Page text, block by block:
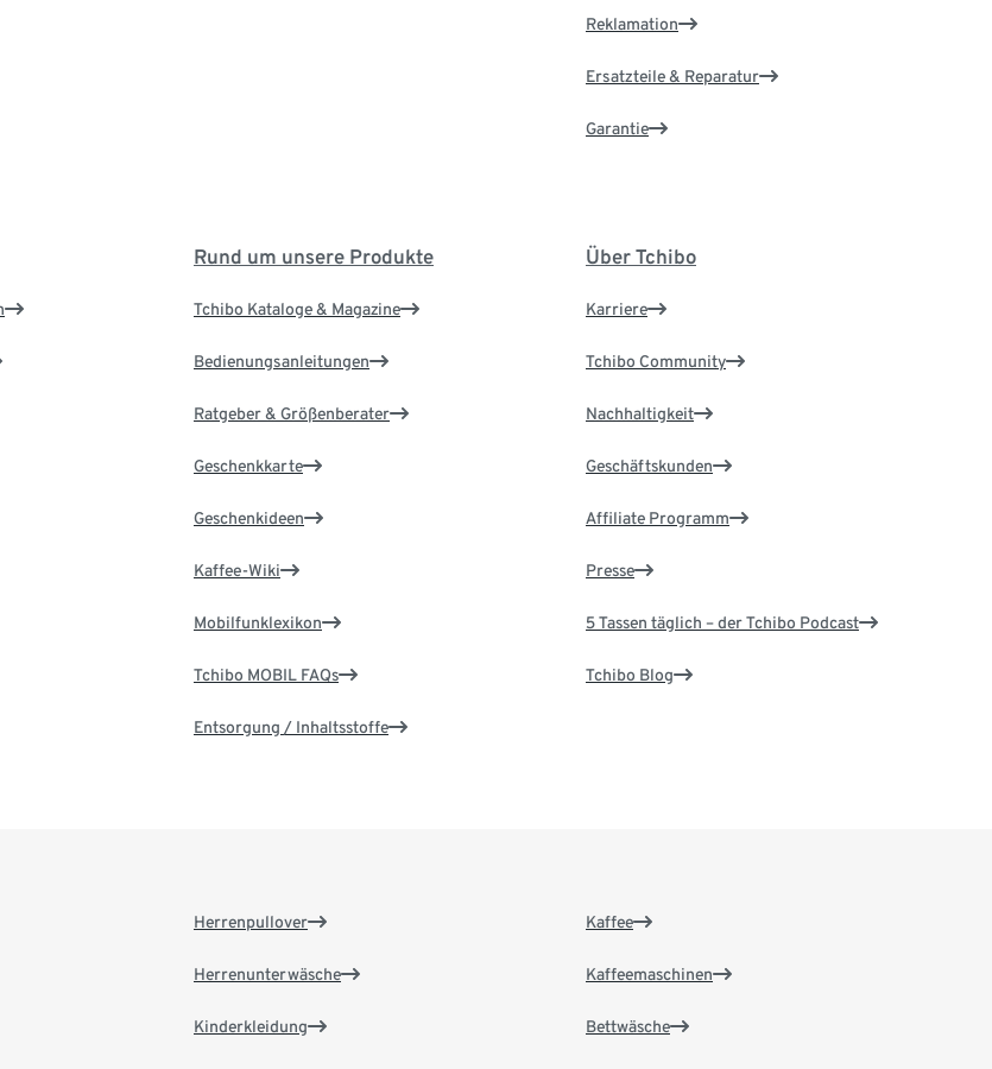
Reklamation
Ersatzteile & Reparatur
Garantie
Rund um unsere Produkte
Tchibo Kataloge & Magazine
Bedienungsanleitungen
Ratgeber & Größenberater
Geschenkkarte
Geschenkideen
Kaffee-Wiki
Mobilfunklexikon
Tchibo MOBIL FAQs
Entsorgung / Inhaltsstoffe
Über Tchibo
Karriere
Tchibo Community
Nachhaltigkeit
Geschäftskunden
Affiliate Programm
Presse
5 Tassen täglich – der Tchibo Podcast
Tchibo Blog
Herrenpullover
Herrenunterwäsche
Kinderkleidung
Kaffee
Kaffeemaschinen
Bettwäsche